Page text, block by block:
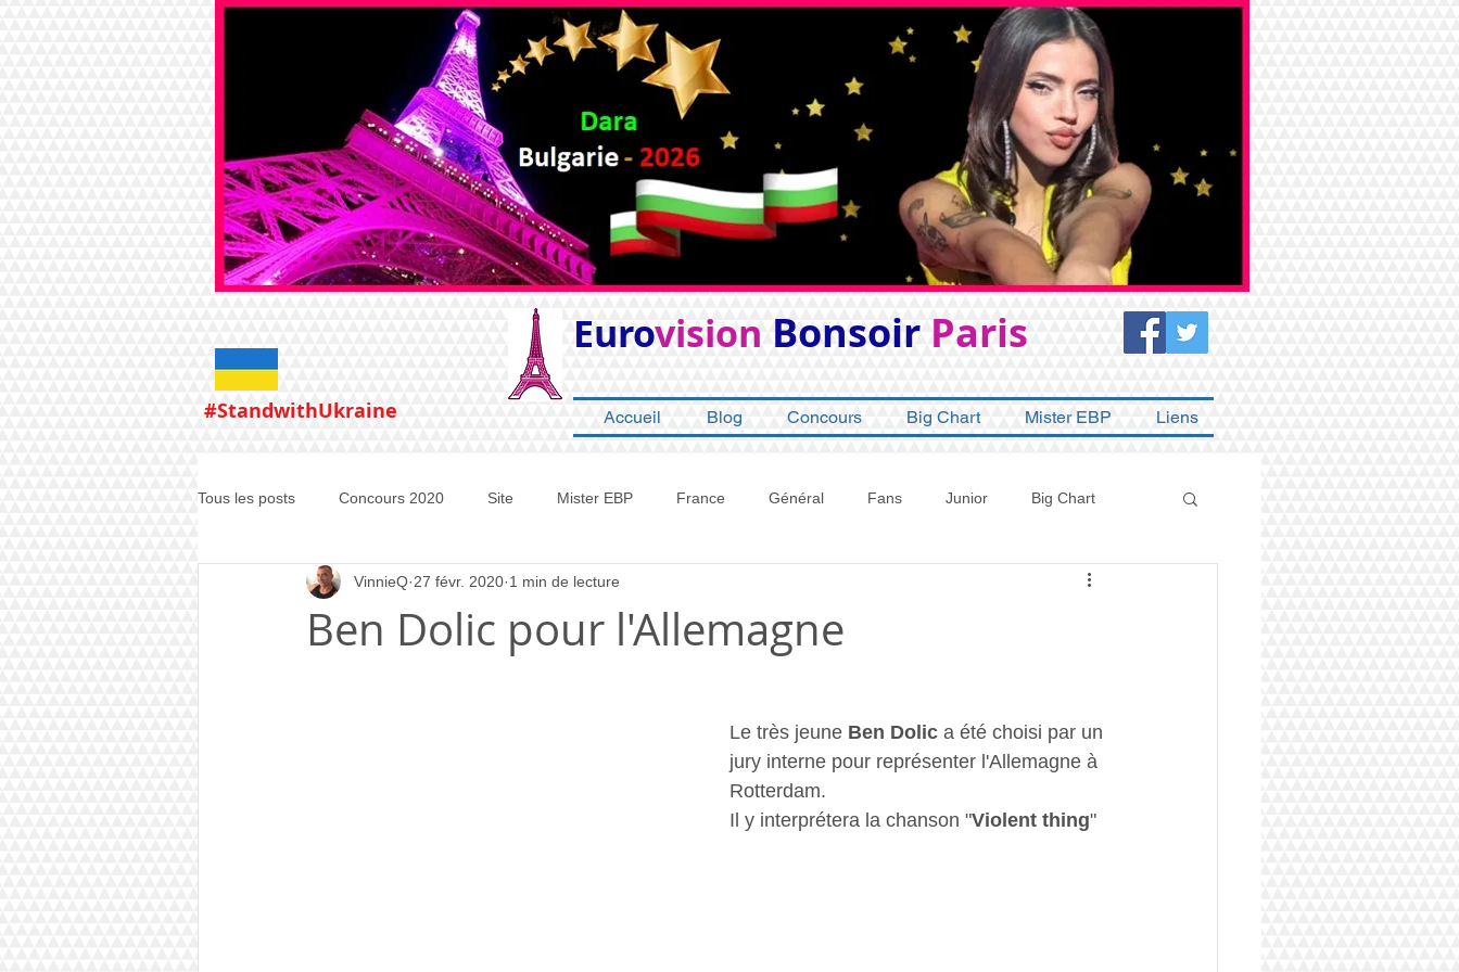
#StandwithUkraine
Eurovision Bonsoir Paris
Accueil Blog Concours Big Chart Mister EBP Liens
Tous les posts Concours 2020 Site Mister EBP France Général Fans Junior Big Chart
Concours 2021 Concours 2022 Concours 2023 Concours 2026
Ben Dolic pour l'Allemagne
VinnieQ 27 févr. 2020 1 min de lecture
Le très jeune Ben Dolic a été choisi par un
jury interne pour représenter l'Allemagne à
Rotterdam.
Il y interprétera la chanson "Violent thing"